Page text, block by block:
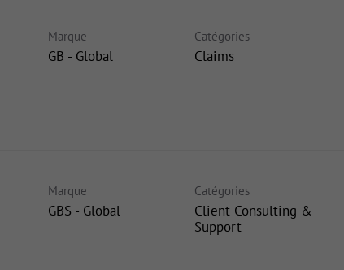
Marque
GB - Global
Catégories
Claims
Marque
GBS - Global
Catégories
Client Consulting &
Support